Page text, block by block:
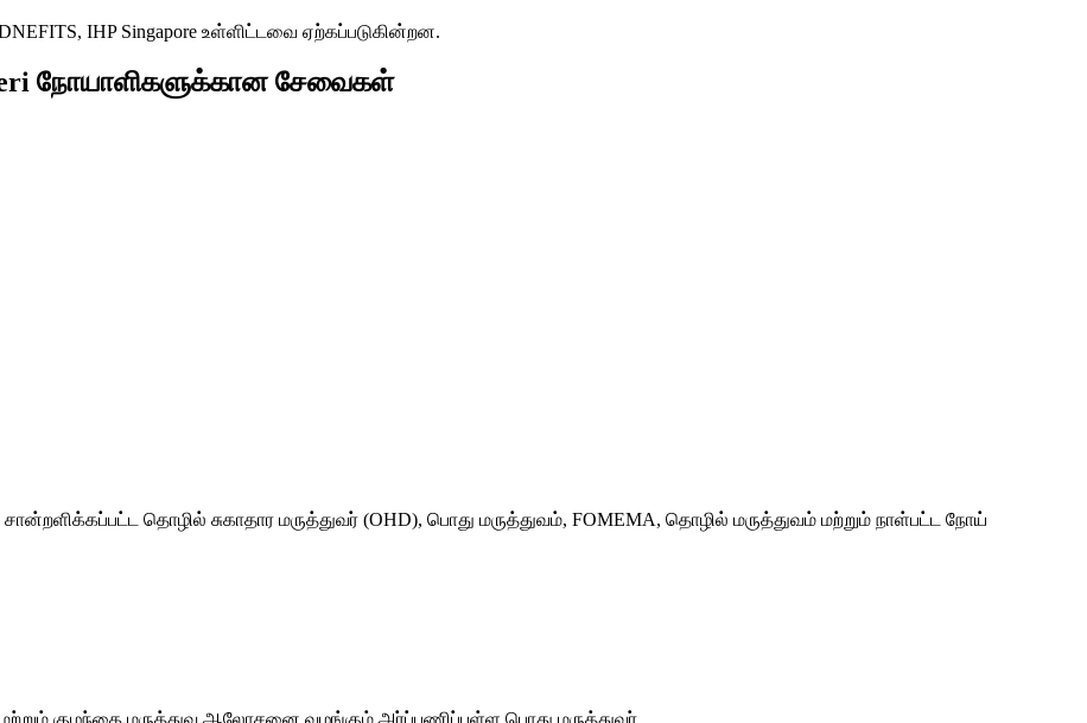
IHP Singapore உள்ளிட்டவை ஏற்கப்படுகின்றன.
நோயாளிகளுக்கான சேவைகள்
தொழில் சுகாதார மருத்துவர் (OHD), பொது மருத்துவம், FOMEMA, தொழில் மருத்துவம் மற்றும் நாள்பட்ட நோய்
குழந்தை மருத்துவ ஆலோசனை வழங்கும் அர்ப்பணிப்புள்ள பொது மருத்துவர்.